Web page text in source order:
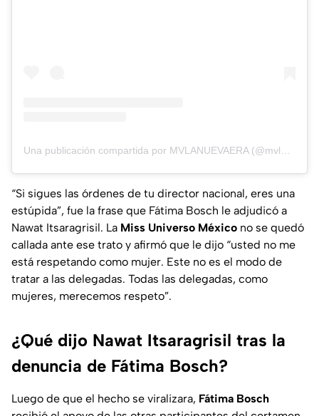
“Si sigues las órdenes de tu director nacional, eres una
estúpida”, fue la frase que Fátima Bosch le adjudicó a
Nawat Itsaragrisil. La Miss Universo México no se quedó
callada ante ese trato y afirmó que le dijo “usted no me
está respetando como mujer. Este no es el modo de
tratar a las delegadas. Todas las delegadas, como
mujeres, merecemos respeto”.
¿Qué dijo Nawat Itsaragrisil tras la
denuncia de Fátima Bosch?
Luego de que el hecho se viralizara, Fátima Bosch